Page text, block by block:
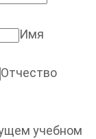
Имя
Отчество
учебном